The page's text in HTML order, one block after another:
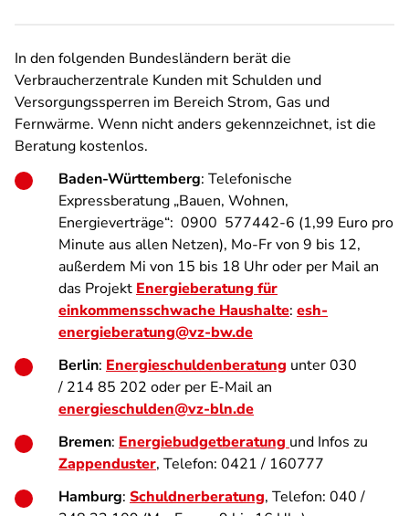
In den folgenden Bundesländern berät die
Verbraucherzentrale Kunden mit Schulden und
Versorgungssperren im Bereich Strom, Gas und
Fernwärme. Wenn nicht anders gekennzeichnet, ist die
Beratung kostenlos.
Baden-Württemberg: Telefonische
Expressberatung „Bauen, Wohnen,
Energieverträge“: 0900 577442-6 (1,99 Euro pro
Minute aus allen Netzen), Mo-Fr von 9 bis 12,
außerdem Mi von 15 bis 18 Uhr oder per Mail an
das Projekt Energieberatung für
einkommensschwache Haushalte: esh-
energieberatung@vz-bw.de
Berlin: Energieschuldenberatung unter 030
/ 214 85 202 oder per E-Mail an
energieschulden@vz-bln.de
Bremen: Energiebudgetberatung und Infos zu
Zappenduster, Telefon: 0421 / 160777
Hamburg: Schuldnerberatung, Telefon: 040 /